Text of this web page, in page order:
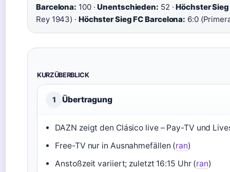
Barcelona: 100 ·Unentschieden: 52 ·Höchster
Rey 1943) · Höchster Sieg FC Barcelona: 6:0
KURZÜBERBLICK
1 Übertragung
DAZN zeigt den Clásico live – Pay-TV und
Free-TV nur in Ausnahmefällen (ran)
Anstoßzeit variiert; zuletzt 16:15 Uhr (ran)